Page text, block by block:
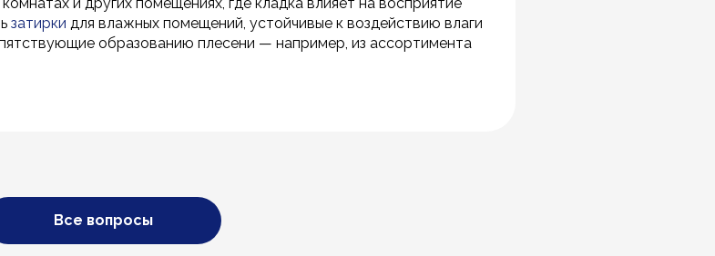
затирки для влажных помещений, устойчивые к воздействию влаги
образованию плесени — например, из ассортимента
Все вопросы